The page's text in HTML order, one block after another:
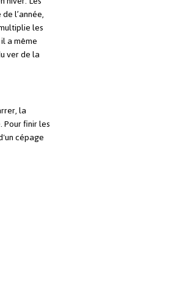
l’année,
les
a même
ver de la
la
finir les
cépage